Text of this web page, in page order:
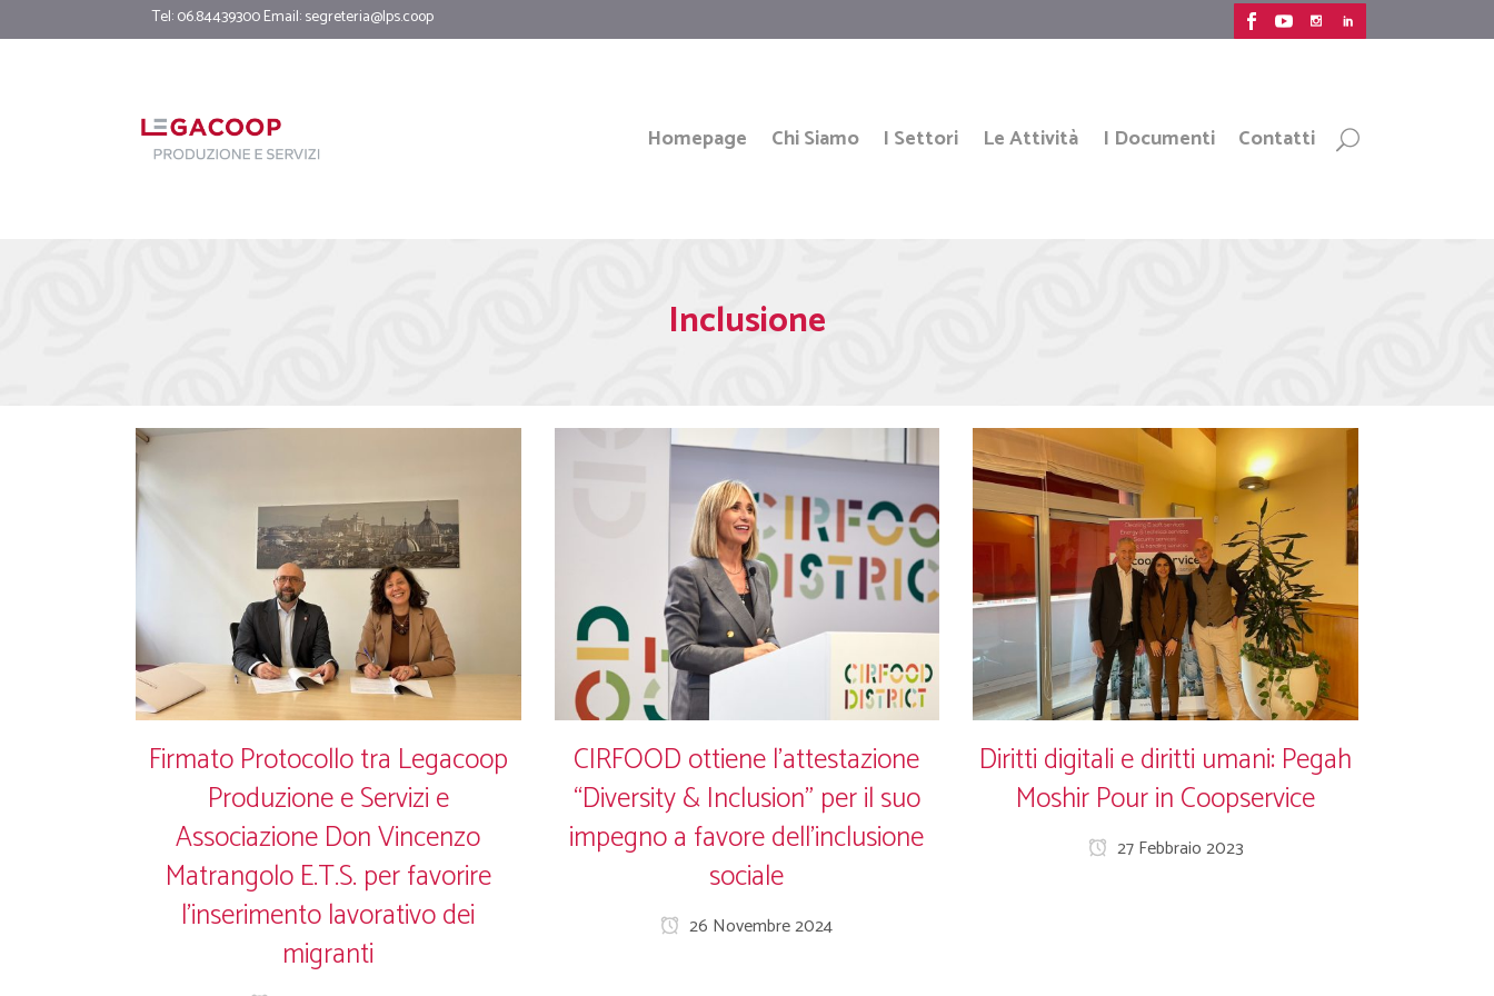
Tel: 06.84439300 Email:segreteria@lps.coop
Homepage Chi Siamo I Settori Le Attività I Documenti Contatti
Inclusione
Firmato Protocollo tra Legacoop
Produzione e Servizi e
Associazione Don Vincenzo
Matrangolo E.T.S. per favorire
l’inserimento lavorativo dei
migranti
CIRFOOD ottiene l’attestazione
“Diversity & Inclusion” per il suo
impegno a favore dell’inclusione
sociale
26 Novembre 2024
Diritti digitali e diritti umani: Pegah
Moshir Pour in Coopservice
27 Febbraio 2023